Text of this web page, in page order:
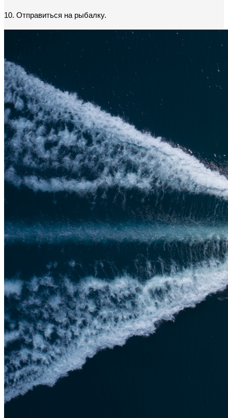
10. Отправиться на рыбалку.